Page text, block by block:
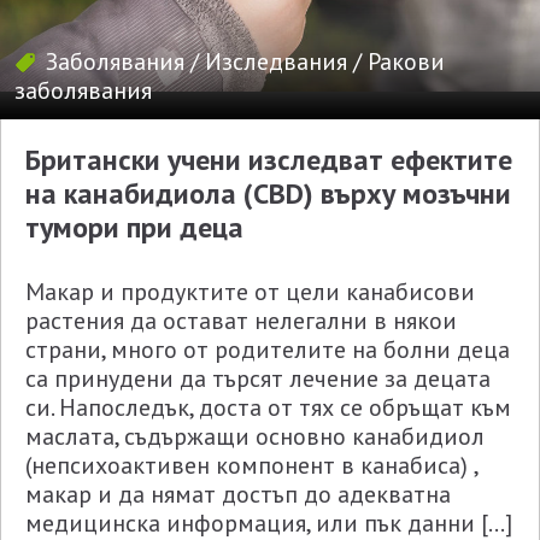
Заболявания/Изследвания / Ракови
заболявания
Британски учени изследват ефектите
на канабидиолa (CBD) върху мозъчни
тумори при деца
Макар и продуктите от цели канабисови
растения да остават нелегални в някои
страни, много от родителите на болни деца
са принудени да търсят лечение за децата
си. Напоследък, доста от тях се обръщат към
маслата, съдържащи основно канабидиол
(непсихоактивен компонент в канабиса) ,
макар и да нямат достъп до адекватна
медицинска информация, или пък данни […]